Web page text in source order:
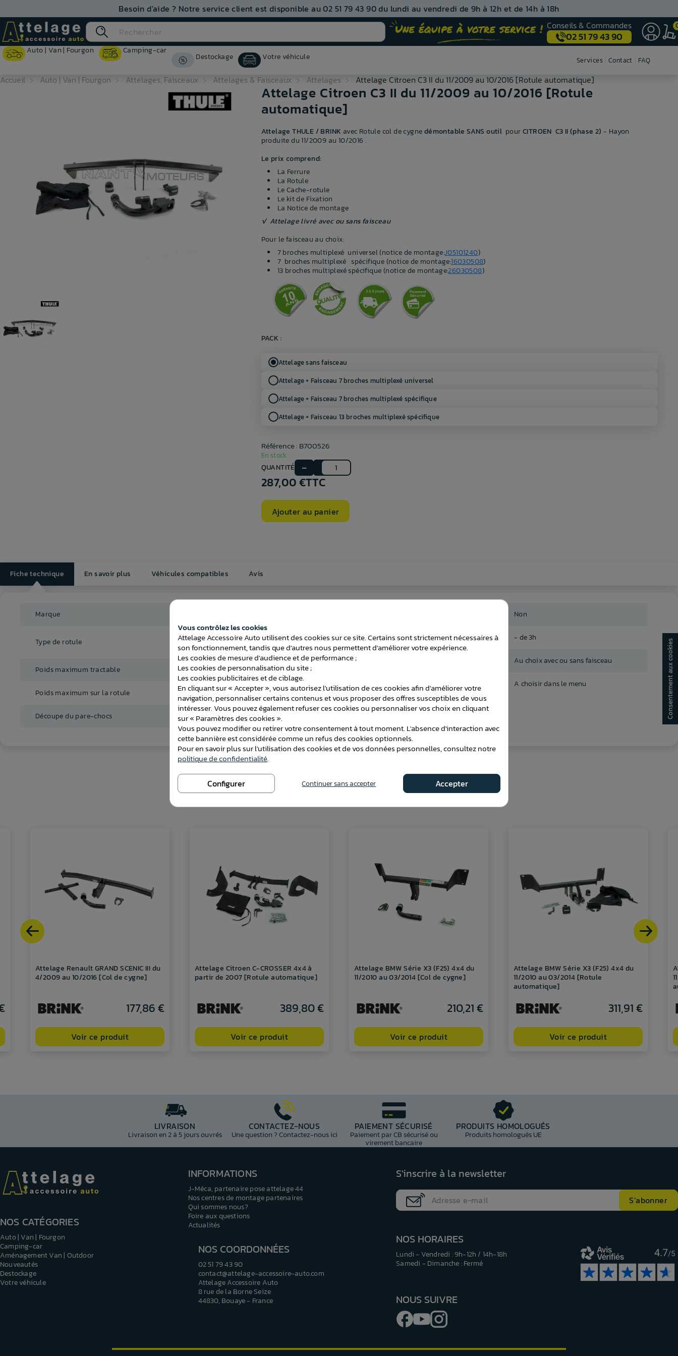
Besoin d'aide ? Notre service client est disponible au 02 51 79 43 90 du lundi au vendredi de 9h à 12h et de 14h à 18h
Conseils & Commandes
02 51 79 43 90
Auto | Van | Fourgon Camping-car
Destockage Votre véhicule ServicesNos centres de
Contact FAQ
Accueil Auto | Van | Fourgon Attelages, Faisceaux Attelages & Faisceaux Attelages Attelage Citroen C3 II du 11/2009 au 10/2016 [Rotule automatique]
Attelage Citroen C3 II du 11/2009 au 10/2016 [Rotule
automatique]
Attelage THULE / BRINK avec Rotule col de cygnedémontable SANS outil pourCITROEN C3 II (phase 2) - Hayon
produite du 11/2009 au 10/2016 .
Le prix comprend:
La Ferrure
La Rotule
Le Cache-rotule
Le kit de Fixation
La Notice de montage
√ Attelage livré avec ou sans faisceau
Pour le faisceau au choix:
7 broches multiplexé universel (notice de montage:J05101240)
7 broches multiplexé spécifique (notice de montage:16030508)
13 broches multiplexé spécifique (notice de montage:26030508)
PACK :
Attelage sans faisceau
Attelage + Faisceau 7 broches multiplexé universel
Attelage + Faisceau 7 broches multiplexé spécifique
Attelage + Faisceau 13 broches multiplexé spécifique
QUANTITÉ
En stock
Référence : B700526
287,00 €TTC
Ajouter au panier
Fiche technique En savoir plus Véhicules compatibles Avis
Marque
Type de rotule
Rotule démontable sans outil
(RDSO)
Poids maximum tractable 1225 Kg
Poids maximum sur la rotule 54 Kg
Découpe du pare-chocs Non-visible : sous le pare-chocs
Non
Temps de montage (attelage) - de 3h
Faisceau inclus Au choix avec ou sans faisceau
Faisceau A choisir dans le menu
Attelage Renault GRAND SCENIC III du
4/2009 au 10/2016 [Col de cygne]
177,86 €
Voir ce produit
Attelage Citroen C-CROSSER 4x4 à
partir de 2007 [Rotule automatique]
389,80 €
Voir ce produit
Attelage BMW Série X3 (F25) 4x4 du
11/2010 au 03/2014 [Col de cygne]
210,21 €
Voir ce produit
Attelage BMW Série X3 (F25) 4x4 du
11/2010 au 03/2014 [Rotule
automatique]
311,91 €
Voir ce produit
LIVRAISON
Livraison en 2 à 5 jours ouvrés
CONTACTEZ-NOUS
Une question ? Contactez-nous ici
PAIEMENT SÉCURISÉ
Paiement par CB sécurisé ou
virement bancaire
PRODUITS HOMOLOGUÉS
Produits homologués UE
NOS CATÉGORIES
Auto | Van | Fourgon
Camping-car
Aménagement Van | Outdoor
Nouveautés
Destockage
Votre véhicule
INFORMATIONS
J-Méca, partenaire pose attelage 44
Nos centres de montage partenaires
Qui sommes nous?
Foire aux questions
Actualités
NOS COORDONNÉES
02 51 79 43 90
contact@attelage-accessoire-auto.com
Attelage Accessoire Auto
8 rue de la Borne Seize
44830, Bouaye - France
S'inscrire à la newsletter
NOUS SUIVRE
Facebook
YouTube
NOS HORAIRES
Lundi - Vendredi : 9h-12h / 14h-18h
Samedi - Dimanche : Fermé
4.7/5
Vous contrôlez les cookies
Attelage Accessoire Auto utilisent des cookies sur ce site. Certains sont strictement nécessaires à
son fonctionnement, tandis que d'autres nous permettent d'améliorer votre expérience.
Les cookies de mesure d'audience et de performance ;
Les cookies de personnalisation du site ;
Les cookies publicitaires et de ciblage.
En cliquant sur « Accepter », vous autorisez l'utilisation de ces cookies afin d'améliorer votre
navigation, personnaliser certains contenus et vous proposer des offres susceptibles de vous
intéresser. Vous pouvez également refuser ces cookies ou personnaliser vos choix en cliquant
sur « Paramètres des cookies ».
Vous pouvez modifier ou retirer votre consentement à tout moment. L'absence d'interaction avec
cette bannière est considérée comme un refus des cookies optionnels.
Pour en savoir plus sur l'utilisation des cookies et de vos données personnelles, consultez notre
politique de confidentialité.
Configurer Continuer sans accepter Accepter
Consentement aux cookies